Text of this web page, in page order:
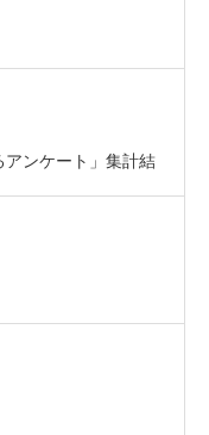
ンケート」集計結